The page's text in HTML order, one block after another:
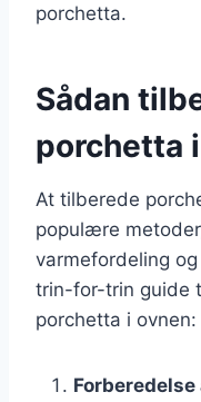
porchetta.
Sådan
porchetta
At tilberede
populære
varmefordeling
trin-for-trin guide
porchetta i ovnen: